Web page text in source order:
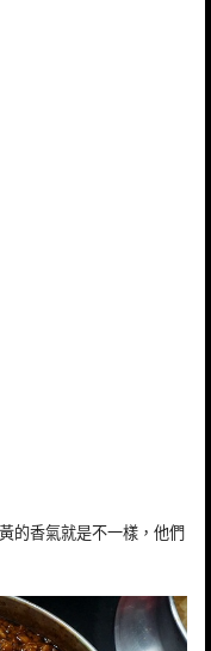
的香氣就是不一樣，他們